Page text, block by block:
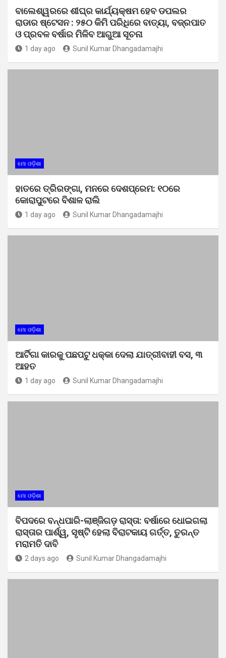
ବାଲେଶ୍ୱରରେ ଶୀଘ୍ର କାର୍ଯ୍ୟକ୍ଷମ ହେବ ଡପଲର
ରାଡାର ଷ୍ଟେସନ : ୨୫୦ କିମି ପରିଧିରେ ବାତ୍ୟା, ବଜ୍ରପାତ
ଓ ପ୍ରବଳ ବର୍ଷାର ମିଳିବ ଆଗୁଆ ସୂଚନା
1 day ago Sunil Kumar Dhangadamajhi
ମୋ ଓଡ଼ିଶା
ହାତରେ ତ୍ରିରଙ୍ଗା, ମନରେ ଦେଶପ୍ରେମ: ୧୦ରେ
କୋରାପୁଟରେ ବିଶାଳ ରାଲି
1 day ago Sunil Kumar Dhangadamajhi
ମୋ ଓଡ଼ିଶା
ଆର୍ଟିଗା କାରକୁ ପଛପଟୁ ଧକ୍କା ଦେଲା ଯାତ୍ରୀବାହୀ ବସ, ୩
ଆହତ
1 day ago Sunil Kumar Dhangadamajhi
ମୋ ଓଡ଼ିଶା
ବିପଦରେ ବନ୍ଧପାରି-ଲାଞ୍ଜିଗଡ଼ ରାସ୍ତା: ବର୍ଷାରେ ଧୋଇଗଲା
ରାସ୍ତାର ପାର୍ଶ୍ୱ, ସୃଷ୍ଟି ହେଲା ବିରାଟକାୟ ଗର୍ତ୍ତ, ତୁରନ୍ତ
ମରାମତି ଦାବି
2 days ago Sunil Kumar Dhangadamajhi